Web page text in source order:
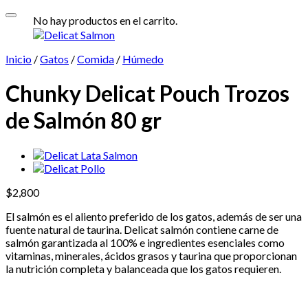
No hay productos en el carrito.
Inicio /Gatos /Comida / Húmedo
Chunky Delicat Pouch Trozos
de Salmón 80 gr
$2,800
El salmón es el aliento preferido de los gatos, además de ser una
fuente natural de taurina. Delicat salmón contiene carne de
salmón garantizada al 100% e ingredientes esenciales como
vitaminas, minerales, ácidos grasos y taurina que proporcionan
la nutrición completa y balanceada que los gatos requieren.